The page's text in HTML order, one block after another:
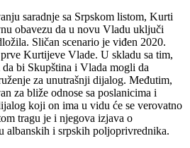
saradnje sa Srpskom listom, Kurti
obavezu da u novu Vladu uključi
Sličan scenario je viđen 2020.
Kurtijeve Vlade. U skladu sa tim,
bi Skupština i Vlada mogli da
za unutrašnji dijalog. Međutim,
za bliže odnose sa poslanicima i
koji on ima u vidu će se verovatno
tragu je i njegova izjava o
albanskih i srpskih poljoprivrednika.